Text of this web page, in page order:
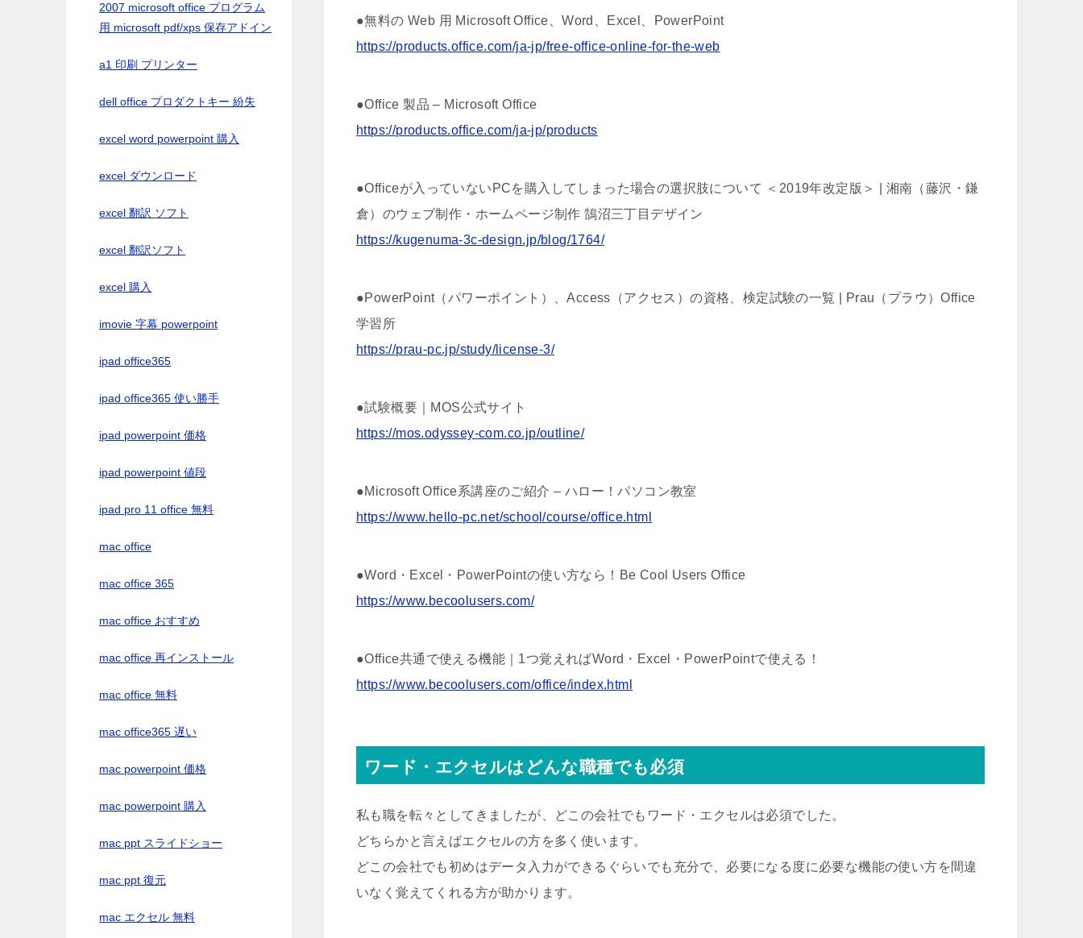
●無料の Web 用 Microsoft Office、Word、Excel、PowerPoint
https://products.office.com/ja-jp/free-office-online-for-the-web
●Office 製品 – Microsoft Office
https://products.office.com/ja-jp/products
●Officeが入っていないPCを購入してしまった場合の選択肢について ＜2019年改定版＞ | 湘南（藤沢・鎌
倉）のウェブ制作・ホームページ制作 鵠沼三丁目デザイン
https://kugenuma-3c-design.jp/blog/1764/
●PowerPoint（パワーポイント）、Access（アクセス）の資格、検定試験の一覧 | Prau（プラウ）Office
学習所
https://prau-pc.jp/study/license-3/
●試験概要｜MOS公式サイト
https://mos.odyssey-com.co.jp/outline/
●Microsoft Office系講座のご紹介 – ハロー！パソコン教室
https://www.hello-pc.net/school/course/office.html
●Word・Excel・PowerPointの使い方なら！Be Cool Users Office
https://www.becoolusers.com/
●Office共通で使える機能｜1つ覚えればWord・Excel・PowerPointで使える！
https://www.becoolusers.com/office/index.html
ワード・エクセルはどんな職種でも必須
私も職を転々としてきましたが、どこの会社でもワード・エクセルは必須でした。
どちらかと言えばエクセルの方を多く使います。
どこの会社でも初めはデータ入力ができるぐらいでも充分で、必要になる度に必要な機能の使い方を間違
いなく覚えてくれる方が助かります。
2007 microsoft office プログラム
用 microsoft pdf/xps 保存アドイン
a1 印刷 プリンター
dell office プロダクトキー 紛失
excel word powerpoint 購入
excel ダウンロード
excel 翻訳 ソフト
excel 翻訳ソフト
excel 購入
imovie 字幕 powerpoint
ipad office365
ipad office365 使い勝手
ipad powerpoint 価格
ipad powerpoint 値段
ipad pro 11 office 無料
mac office
mac office 365
mac office おすすめ
mac office 再インストール
mac office 無料
mac office365 遅い
mac powerpoint 価格
mac powerpoint 購入
mac ppt スライドショー
mac ppt 復元
mac エクセル 無料